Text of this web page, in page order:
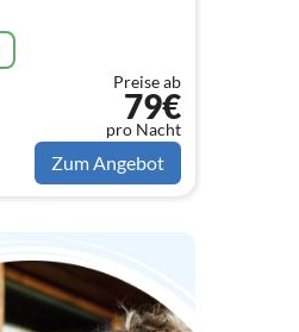
Preise ab
79€
pro Nacht
Zum Angebot